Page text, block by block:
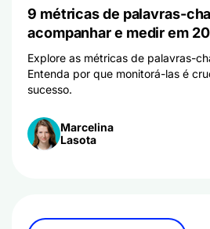
9 métricas de palavras-
acompanhar e medir em
Explore as métricas de palavras-
Entenda por que monitorá-las é
sucesso.
Marcelina
Lasota